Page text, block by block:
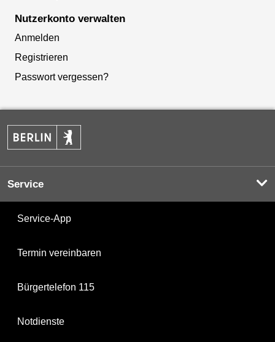
Nutzerkonto verwalten
Anmelden
Registrieren
Passwort vergessen?
Service
Service-App
Termin vereinbaren
Bürgertelefon 115
Notdienste